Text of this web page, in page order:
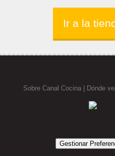
Ir a la
Sobre Canal Cocina| Dónde
Gestionar